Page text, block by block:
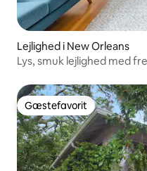
Lejlighed i New Orleans
Lys, smuk lejlighed med
Gæstefavorit
Gæstefavorit